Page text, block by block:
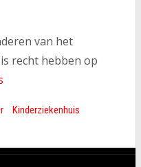
van het
recht hebben op
Kinderziekenhuis